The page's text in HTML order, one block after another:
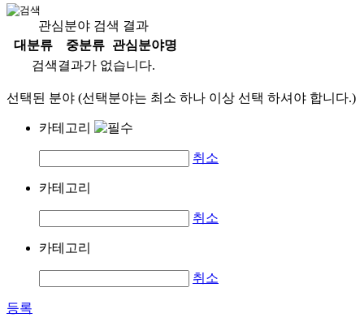
관심분야 검색 결과
대분류
중분류
관심분야명
검색결과가 없습니다.
선택된 분야 (선택분야는 최소 하나 이상 선택 하셔야 합니다.)
카테고리
취소
카테고리
취소
카테고리
취소
등록